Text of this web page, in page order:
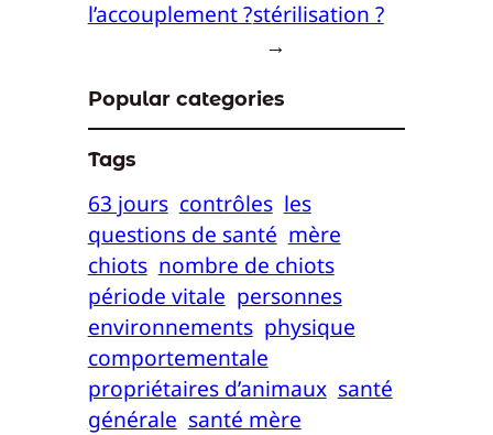
l’accouplement ?stérilisation ?
→
Popular categories
Tags
63 jours contrôles les
questions de santé mère
chiots nombre de chiots
période vitale personnes
environnements physique
comportementale
propriétaires d’animaux santé
générale santé mère